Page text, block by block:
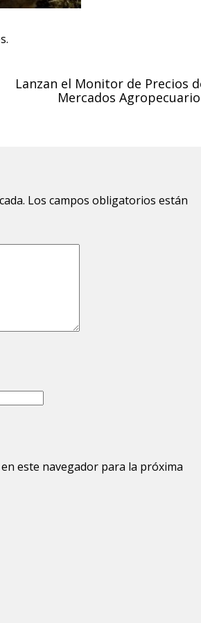
Lanzan el Monitor de Precios
Mercados
Los campos obligatorios están
este navegador para la próxima